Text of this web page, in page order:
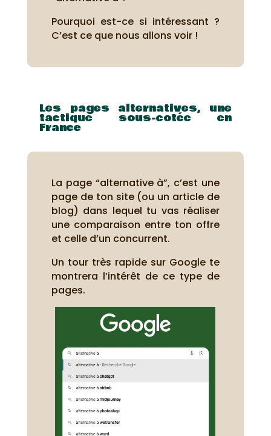
Pourquoi est-ce si intéressant ?
C’est ce que nous allons voir !
Les pages alternatives, une
tactique sous-cotée en
France
La page “alternative à”, c’est une
page de ton site (ou un article de
blog) dans lequel tu vas réaliser
une comparaison entre ton offre
et celle d’un concurrent.
Un tour très rapide sur Google te
montrera l’intérêt de ce type de
pages.